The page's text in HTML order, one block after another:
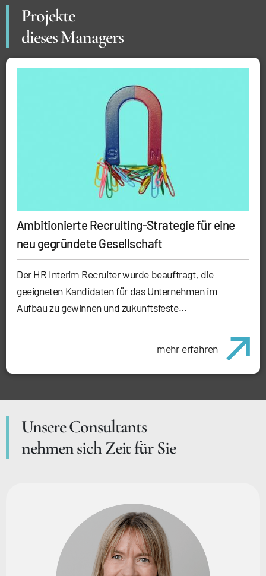
Projekte
dieses Managers
Ambitionierte Recruiting-Strategie für eine
neu gegründete Gesellschaft
Der HR Interim Recruiter wurde beauftragt, die
geeigneten Kandidaten für das Unternehmen im
Aufbau zu gewinnen und zukunftsfeste...
mehr erfahren
Unsere Consultants
nehmen sich Zeit für Sie